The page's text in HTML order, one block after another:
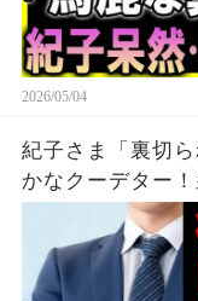
2026/05/04
紀子さま「裏切
かなクーデター
起きたのか